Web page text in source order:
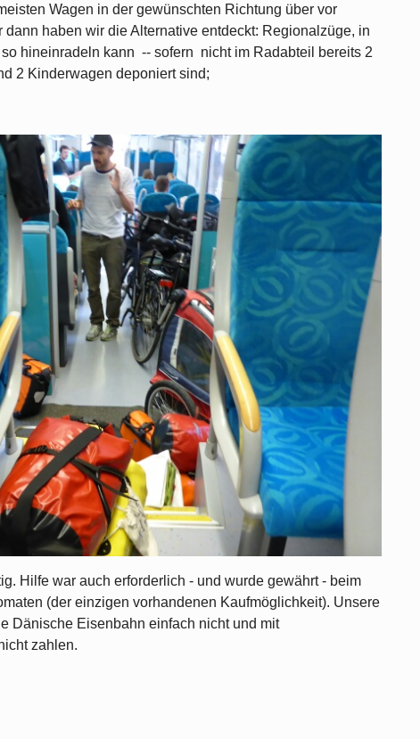
Wagen in der gewünschten Richtung über vor
dann haben wir die Alternative entdeckt: Regionalzüge, in
hineinradeln kann -- sofern nicht im Radabteil bereits 2
2 Kinderwagen deponiert sind;
Hilfe war auch erforderlich - und wurde gewährt - beim
(der einzigen vorhandenen Kaufmöglichkeit). Unsere
Dänische Eisenbahn einfach nicht und mit
zahlen.